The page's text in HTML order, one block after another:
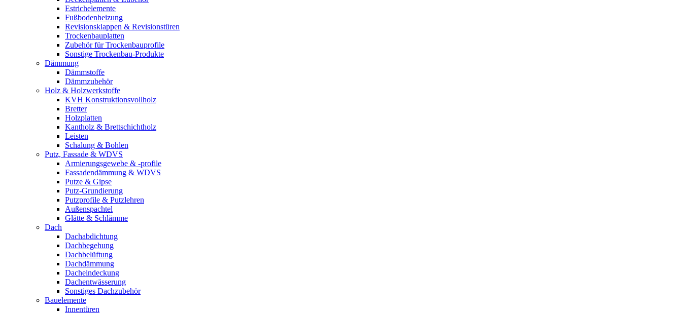
Estrichelemente
Fußbodenheizung
Revisionsklappen & Revisionstüren
Trockenbauplatten
Zubehör für Trockenbauprofile
Sonstige Trockenbau-Produkte
Dämmung
Dämmstoffe
Dämmzubehör
Holz & Holzwerkstoffe
KVH Konstruktionsvollholz
Bretter
Holzplatten
Kantholz & Brettschichtholz
Leisten
Schalung & Bohlen
Putz, Fassade & WDVS
Armierungsgewebe & -profile
Fassadendämmung & WDVS
Putze & Gipse
Putz-Grundierung
Putzprofile & Putzlehren
Außenspachtel
Glätte & Schlämme
Dach
Dachabdichtung
Dachbegehung
Dachbelüftung
Dachdämmung
Dacheindeckung
Dachentwässerung
Sonstiges Dachzubehör
Bauelemente
Innentüren